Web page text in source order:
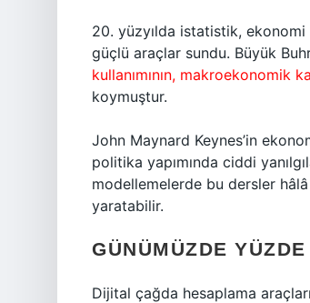
20. yüzyılda istatistik,
güçlü araçlar sundu. Büyük
kullanımının, makroekonomik
koymuştur.
John Maynard Keynes’in
politika yapımında ciddi
modellemelerde bu dersler
yaratabilir.
GÜNÜMÜZDE
Dijital çağda hesaplama